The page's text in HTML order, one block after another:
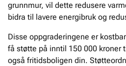
grunnmur, vil dette redusere
bidra til lavere energibruk og
Disse oppgraderingene er
få støtte på inntil 150 000 kroner
også fritidsboligen din.